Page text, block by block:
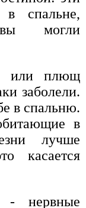
спальне,
могли
или плющ
заболели.
в спальню.
в
лучше
касается
- нервные